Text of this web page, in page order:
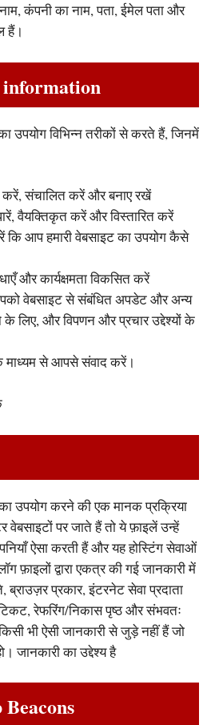
कंपनी का नाम, पता, ईमेल पता और
हैं।
information
उपयोग विभिन्न तरीकों से करते हैं, जिनमें
करें, संचालित करें और बनाए रखें
वैयक्तिकृत करें और विस्तारित करें
आप हमारी वेबसाइट का उपयोग कैसे
और कार्यक्षमता विकसित करें
वेबसाइट से संबंधित अपडेट और अन्य
लिए, और विपणन और प्रचार उद्देश्यों के
माध्यम से आपसे संवाद करें।
उपयोग करने की एक मानक प्रक्रिया
पर जाते हैं तो ये फ़ाइलें उन्हें
ऐसा करती हैं और यह होस्टिंग सेवाओं
फ़ाइलों द्वारा एकत्र की गई जानकारी में
प्रकार, इंटरनेट सेवा प्रदाता
रेफरिंग/निकास पृष्ठ और संभवतः
भी ऐसी जानकारी से जुड़े नहीं हैं जो
जानकारी का उद्देश्य है